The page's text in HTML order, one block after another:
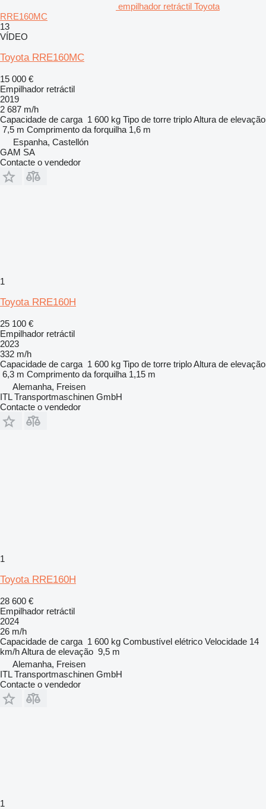
empilhador retráctil Toyota
RRE160MC
13
VÍDEO
Toyota RRE160MC
15 000 €
Empilhador retráctil
2019
2 687 m/h
Capacidade de carga 1 600 kg Tipo de torre triploAltura de elevação
7,5 m Comprimento da forquilha 1,6 m
Espanha, Castellón
GAM SA
Contacte o vendedor
1
Toyota RRE160H
25 100 €
Empilhador retráctil
2023
332 m/h
Capacidade de carga 1 600 kg Tipo de torre triploAltura de elevação
6,3 m Comprimento da forquilha 1,15 m
Alemanha, Freisen
ITL Transportmaschinen GmbH
Contacte o vendedor
1
Toyota RRE160H
28 600 €
Empilhador retráctil
2024
26 m/h
Capacidade de carga 1 600 kg Combustível elétrico Velocidade 14
km/hAltura de elevação 9,5 m
Alemanha, Freisen
ITL Transportmaschinen GmbH
Contacte o vendedor
1